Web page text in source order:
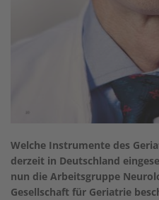
Welche Instrumente des
derzeit in Deutschland
nun die Arbeitsgruppe
Gesellschaft für Geriatrie